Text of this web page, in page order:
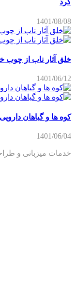
1401/
آثار ناب از چوب خشک
1401/
ها و گیاهان
1401/
میزبانی و